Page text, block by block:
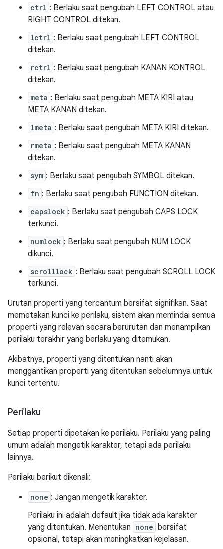
ctrl : Berlaku saat pengubah LEFT CONTROL atau
RIGHT CONTROL ditekan.
lctrl : Berlaku saat pengubah LEFT CONTROL
ditekan.
rctrl : Berlaku saat pengubah KANAN KONTROL
ditekan.
meta : Berlaku saat pengubah META KIRI atau
META KANAN ditekan.
lmeta : Berlaku saat pengubah META KIRI ditekan.
rmeta : Berlaku saat pengubah META KANAN
ditekan.
sym : Berlaku saat pengubah SYMBOL ditekan.
fn : Berlaku saat pengubah FUNCTION ditekan.
capslock : Berlaku saat pengubah CAPS LOCK
terkunci.
numlock : Berlaku saat pengubah NUM LOCK
dikunci.
scrolllock : Berlaku saat pengubah SCROLL LOCK
terkunci.
Urutan properti yang tercantum bersifat signifikan. Saat
memetakan kunci ke perilaku, sistem akan memindai semua
properti yang relevan secara berurutan dan menampilkan
perilaku terakhir yang berlaku yang ditemukan.
Akibatnya, properti yang ditentukan nanti akan
menggantikan properti yang ditentukan sebelumnya untuk
kunci tertentu.
Perilaku
Setiap properti dipetakan ke perilaku. Perilaku yang paling
umum adalah mengetik karakter, tetapi ada perilaku
lainnya.
Perilaku berikut dikenali:
none : Jangan mengetik karakter.
Perilaku ini adalah default jika tidak ada karakter
yang ditentukan. Menentukan none bersifat
opsional, tetapi akan meningkatkan kejelasan.